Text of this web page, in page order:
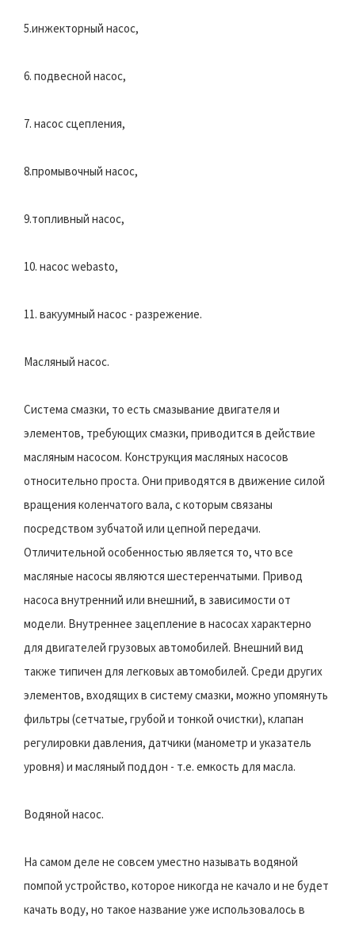
5.инжекторный насос,
6. подвесной насос,
7. насос сцепления,
8.промывочный насос,
9.топливный насос,
10. насос webasto,
11. вакуумный насос - разрежение.
Масляный насос.
Система смазки, то есть смазывание двигателя и
элементов, требующих смазки, приводится в действие
масляным насосом. Конструкция масляных насосов
относительно проста. Они приводятся в движение силой
вращения коленчатого вала, с которым связаны
посредством зубчатой или цепной передачи.
Отличительной особенностью является то, что все
масляные насосы являются шестеренчатыми. Привод
насоса внутренний или внешний, в зависимости от
модели. Внутреннее зацепление в насосах характерно
для двигателей грузовых автомобилей. Внешний вид
также типичен для легковых автомобилей. Среди других
элементов, входящих в систему смазки, можно упомянуть
фильтры (сетчатые, грубой и тонкой очистки), клапан
регулировки давления, датчики (манометр и указатель
уровня) и масляный поддон - т.е. емкость для масла.
Водяной насос.
На самом деле не совсем уместно называть водяной
помпой устройство, которое никогда не качало и не будет
качать воду, но такое название уже использовалось в